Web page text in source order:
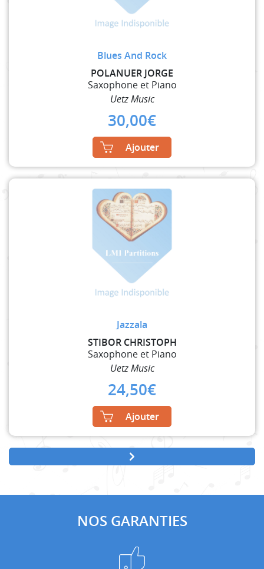
Blues And Rock
POLANUER JORGE
Saxophone et Piano
Uetz Music
30,00€
Ajouter
Jazzala
STIBOR CHRISTOPH
Saxophone et Piano
Uetz Music
24,50€
Ajouter
NOS GARANTIES